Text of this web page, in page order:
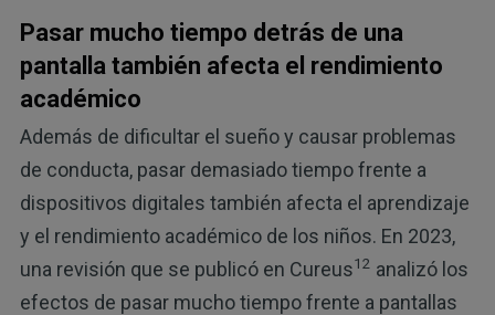
Pasar mucho tiempo detrás de una
pantalla también afecta el rendimiento
académico
Además de dificultar el sueño y causar problemas
de conducta, pasar demasiado tiempo frente a
dispositivos digitales también afecta el aprendizaje
y el rendimiento académico de los niños. En 2023,
una revisión que se publicó en Cureus12 analizó los
efectos de pasar mucho tiempo frente a pantallas